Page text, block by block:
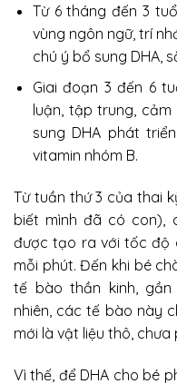
Từ 6 tháng đến 3
vùng ngôn ngữ, trí
chú ý bổ sung DHA,
Giai đoạn 3 đến 6
luận, tập trung,
sung DHA phát
vitamin nhóm B.
Từ tuần thứ 3 của thai
biết mình đã có con),
được tạo ra với tốc độ
mỗi phút. Đến khi bé
tế bào thần kinh, gần
nhiên, các tế bào này
mới là vật liệu thô,
Vì thế, để DHA cho bé